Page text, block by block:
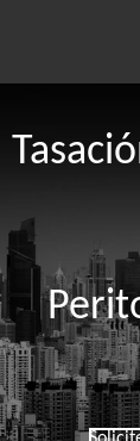
contenido